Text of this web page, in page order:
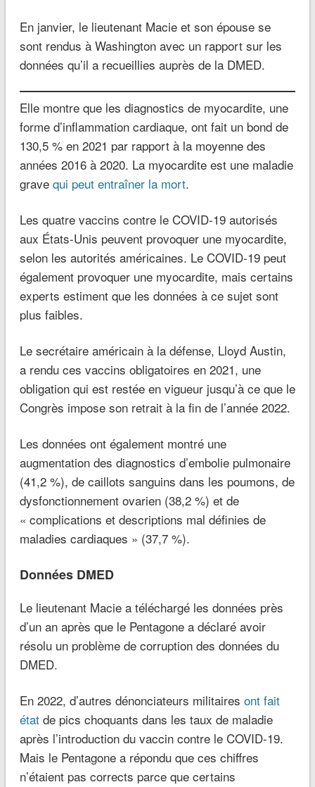
En janvier, le lieutenant Macie et son épouse se
sont rendus à Washington avec un rapport sur les
données qu’il a recueillies auprès de la DMED.
Elle montre que les diagnostics de myocardite, une
forme d’inflammation cardiaque, ont fait un bond de
130,5 % en 2021 par rapport à la moyenne des
années 2016 à 2020. La myocardite est une maladie
grave qui peut entraîner la mort.
Les quatre vaccins contre le COVID-19 autorisés
aux États-Unis peuvent provoquer une myocardite,
selon les autorités américaines. Le COVID-19 peut
également provoquer une myocardite, mais certains
experts estiment que les données à ce sujet sont
plus faibles.
Le secrétaire américain à la défense, Lloyd Austin,
a rendu ces vaccins obligatoires en 2021, une
obligation qui est restée en vigueur jusqu’à ce que le
Congrès impose son retrait à la fin de l’année 2022.
Les données ont également montré une
augmentation des diagnostics d’embolie pulmonaire
(41,2 %), de caillots sanguins dans les poumons, de
dysfonctionnement ovarien (38,2 %) et de
« complications et descriptions mal définies de
maladies cardiaques » (37,7 %).
Données DMED
Le lieutenant Macie a téléchargé les données près
d’un an après que le Pentagone a déclaré avoir
résolu un problème de corruption des données du
DMED.
En 2022, d’autres dénonciateurs militaires ont fait
étatde pics choquants dans les taux de maladie
après l’introduction du vaccin contre le COVID-19.
Mais le Pentagone a répondu que ces chiffres
n’étaient pas corrects parce que certains